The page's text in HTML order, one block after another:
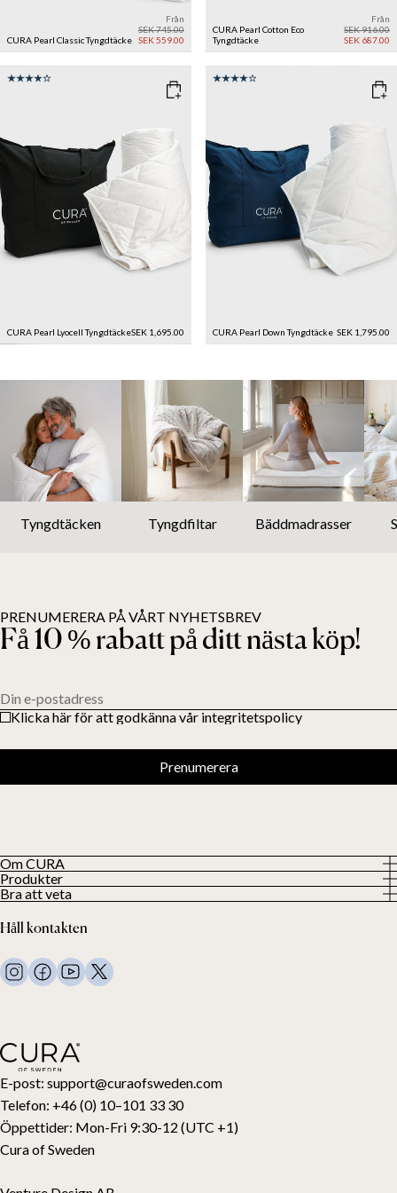
CURA Pearl Classic Tyngdtäcke
Från
SEK 745.00
SEK 559.00
CURA Pearl Cotton Eco
Tyngdtäcke
Från
SEK 916.00
SEK 687.00
CURA Pearl Lyocell TyngdtäckeSEK 1,695.00 CURA Pearl Down Tyngdtäcke SEK 1,795.00
Tyngdtäcken Tyngdfiltar Bäddmadrasser
E-post: support@curaofsweden.com
Telefon: +46 (0) 10–101 33 30
Öppettider: Mon-Fri 9:30-12 (UTC +1)
Cura of Sweden
Om CURA
Vår historia
Våra kunder
Produkter
Visa alla produkter
Tyngdtäcken
Sängkläder
Kuddar
Bäddmadrasser
Presentkort
Bra att veta
Villkor
FAQ
Kontakta oss
Håll kontakten
PRENUMERERA PÅ VÅRT NYHETSBREV
Få 10 % rabatt på ditt nästa köp!
Din e-postadress
Klicka här för att godkänna vår integritetspolicy
Prenumerera